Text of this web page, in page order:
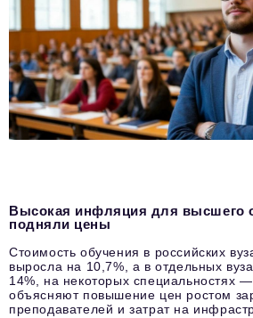
Высокая инфляция для высшего
подняли цены
Стоимость обучения в российских
выросла на 10,7%, а в отдельных
14%, на некоторых специальностях
объясняют повышение цен ростом
преподавателей и затрат на